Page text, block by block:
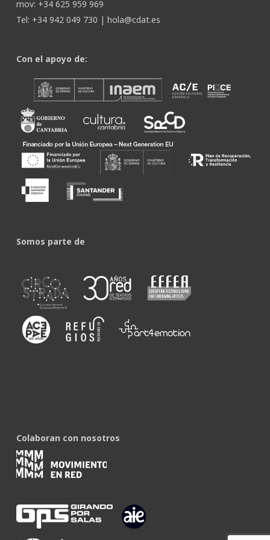
mov: +34 625 959 969
Tel: +34 942 049 730 | hola@cdat.es
Con el apoyo de:
Somos parte de
Colaboran con nosotros